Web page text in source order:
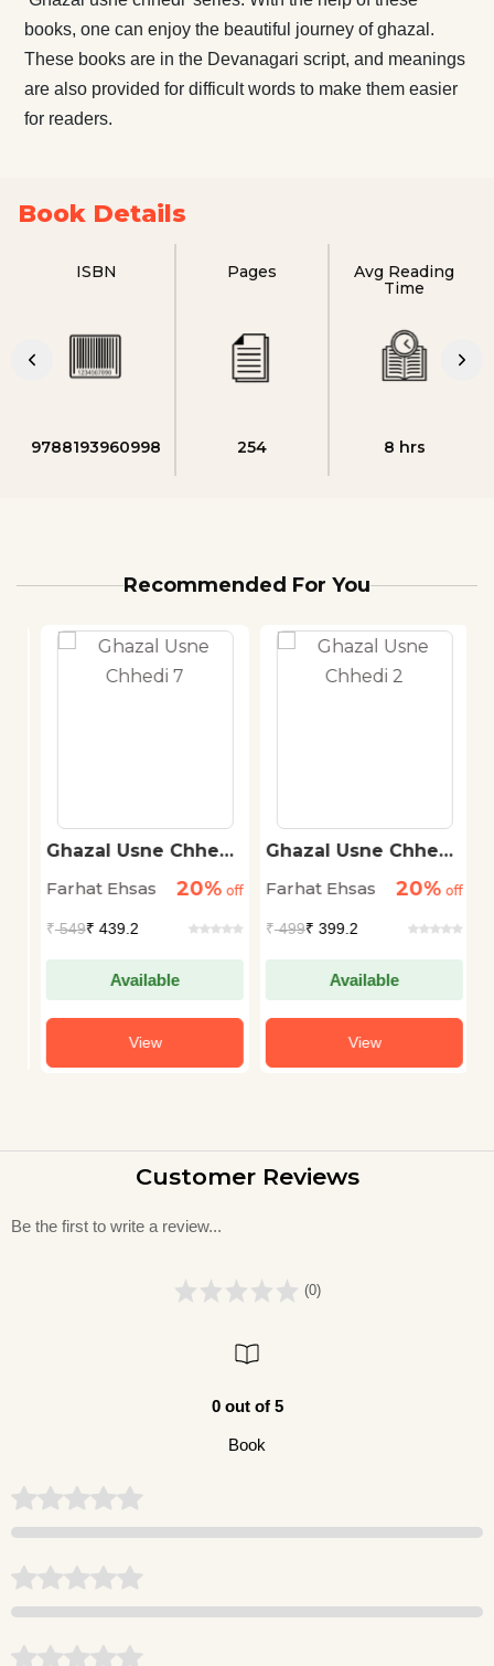
books, one can enjoy the beautiful journey of ghazal.
These books are in the Devanagari script, and meanings
are also provided for difficult words to make them easier
for readers.
Book Details
ISBN
9788193960998
Pages
254
Avg Reading
Time
8 hrs
Recommended For You
Ghazal Usne Chhedi
Farhat Ehsas
20% off
549₹ 439.2
Available
View
Ghazal Usne Chhedi
Farhat Ehsas
20% off
499₹ 399.2
Available
View
Customer Reviews
Be the first to write a review...
(0)
0 out of 5
Book